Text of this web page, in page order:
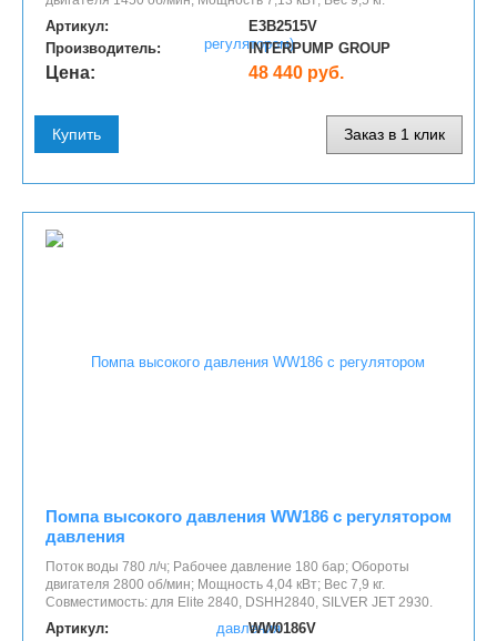
Артикул:
E3B2515V
Производитель:
INTERPUMP GROUP
Цена: 48 440 руб.
Купить Заказ в 1 клик
Помпа высокого давления WW186 с регулятором
давления
Поток воды 780 л/ч; Рабочее давление 180 бар; Обороты
двигателя 2800 об/мин; Мощность 4,04 кВт; Вес 7,9 кг.
Совместимость: для Elite 2840, DSHH2840, SILVER JET 2930.
Артикул:
WW0186V